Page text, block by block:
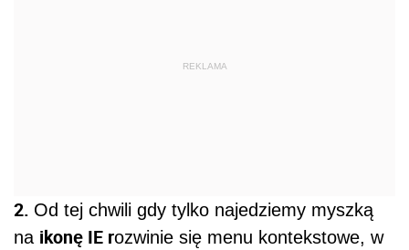
REKLAMA
2. Od tej chwili gdy tylko najedziemy myszką
na ikonę IE rozwinie się menu kontekstowe, w